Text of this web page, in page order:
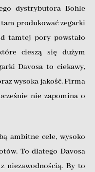
dystrybutora Bohle
produkować zegarki
tamtej pory powstało
cieszą się dużym
Davosa to ciekawy,
wysoka jakość. Firma
nie zapomina o
ambitne cele, wysoko
To dlatego Davosa
niezawodnością. By to